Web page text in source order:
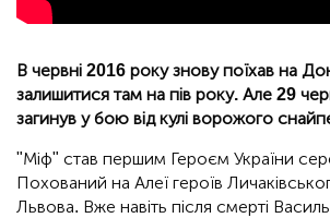
В червні 2016 року знову поїхав на
залишитися там на пів року. Але 29
загинув у бою від кулі ворожого
"Міф" став першим Героєм України
Похований на Алеї героїв
Львова. Вже навіть після смерті